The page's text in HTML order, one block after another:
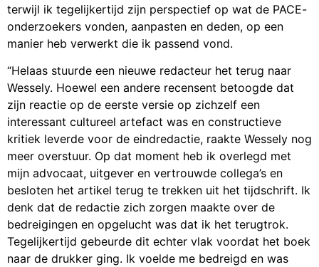
terwijl ik tegelijkertijd zijn perspectief op wat de PACE-
onderzoekers vonden, aanpasten en deden, op een
manier heb verwerkt die ik passend vond.
“Helaas stuurde een nieuwe redacteur het terug naar
Wessely. Hoewel een andere recensent betoogde dat
zijn reactie op de eerste versie op zichzelf een
interessant cultureel artefact was en constructieve
kritiek leverde voor de eindredactie, raakte Wessely nog
meer overstuur. Op dat moment heb ik overlegd met
mijn advocaat, uitgever en vertrouwde collega’s en
besloten het artikel terug te trekken uit het tijdschrift. Ik
denk dat de redactie zich zorgen maakte over de
bedreigingen en opgelucht was dat ik het terugtrok.
Tegelijkertijd gebeurde dit echter vlak voordat het boek
naar de drukker ging. Ik voelde me bedreigd en was